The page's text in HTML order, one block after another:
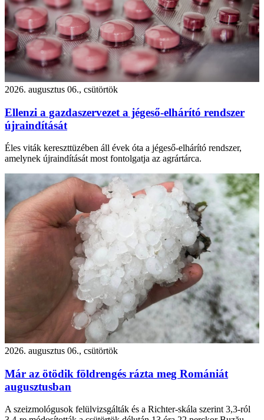
2026. augusztus 06., csütörtök
Ellenzi a gazdaszervezet a jégeső-elhárító rendszer
újraindítását
Éles viták kereszttüzében áll évek óta a jégeső-elhárító rendszer,
amelynek újraindítását most fontolgatja az agrártárca.
2026. augusztus 06., csütörtök
Már az ötödik földrengés rázta meg Romániát
augusztusban
A szeizmológusok felülvizsgálták és a Richter-skála szerint 3,3-ról